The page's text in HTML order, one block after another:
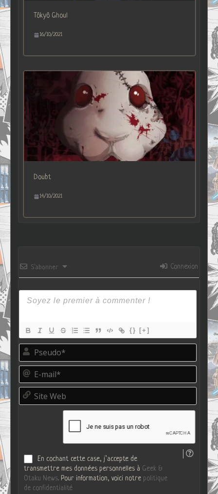
Tôkyô Ghoul
16/10/2021
Doubt
14/10/2021
S’abonner Connexion
{} [+]
P
e
d
o
E
m
i
S
t
En cochant cette case, j’accepte de
transmettre mes données personnelles à Geek &
Otaku News. Pour information, voici notre politique
de confidentialité